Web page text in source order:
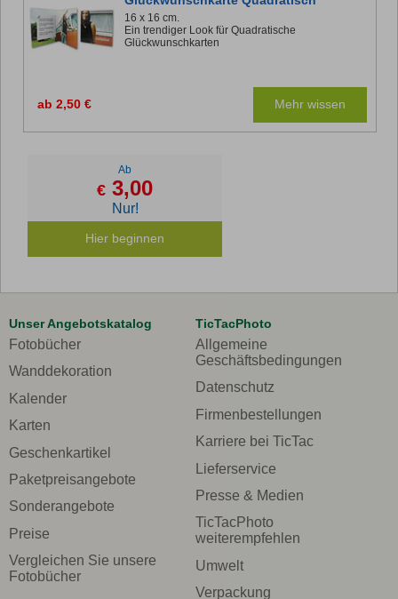
16 x 16 cm.
Ein trendiger Look für Quadratische
Glückwunschkarten
ab 2,50 € Mehr wissen
Ab
€ 3,00
Nur!
Hier beginnen
Unser Angebotskatalog
Fotobücher
Wanddekoration
Kalender
Karten
Geschenkartikel
Paketpreisangebote
Sonderangebote
Preise
Vergleichen Sie unsere
Fotobücher
TicTacPhoto
Allgemeine
Geschäftsbedingungen
Datenschutz
Firmenbestellungen
Karriere bei TicTac
Lieferservice
Presse & Medien
TicTacPhoto
weiterempfehlen
Umwelt
Verpackung